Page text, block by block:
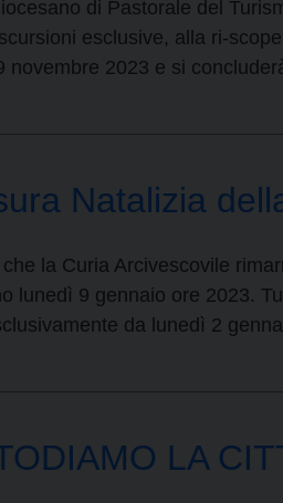
di Pastorale del
esclusive, alla ri-
novembre 2023 e si
Natalizia
la Curia Arcivescovile
lunedì 9 gennaio ore 2023.
da lunedì 2
LA